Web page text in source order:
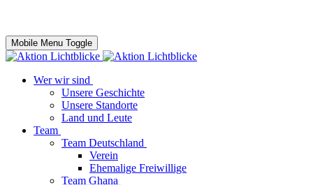
Mobile Menu Toggle
Wer wir sind
Unsere Geschichte
Unsere Standorte
Land und Leute
Team
Team Deutschland
Verein
Ehemalige Freiwillige
Team Ghana